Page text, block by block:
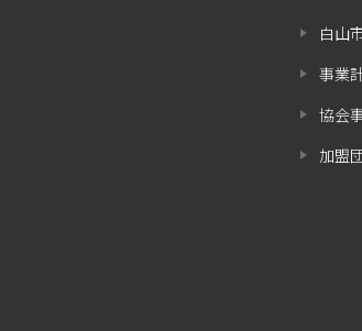
白山
事業
協会
加盟